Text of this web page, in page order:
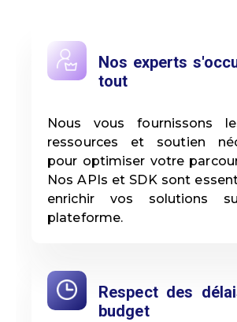
Nos experts
tout
Nous vous fournissons
ressources et soutien
pour optimiser votre
Nos APIs et SDK sont
enrichir vos solutions
plateforme.
Respect des
budget